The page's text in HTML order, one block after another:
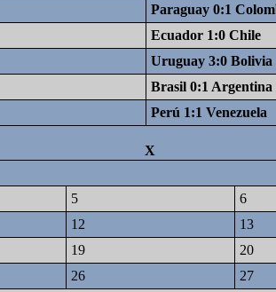
Paraguay 0:1
Ecuador 1:0 Chile
Uruguay 3:0 Bolivia
Brasil 0:1 Argentina
Perú 1:1 Venezuela
X
5 6
12 13
19 20
26 27